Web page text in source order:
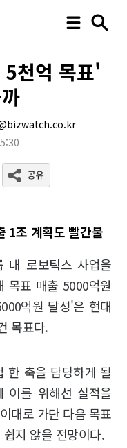
천억 목표'
조 계획도 빨간불
내 로보틱스 사업을
목표 매출 5000억원
억원 달성'은 현대
목표다.
한 축을 담당하게 될
이를 위해선 실적을
대로 가단 다음 목표
지 않을 전망이다.